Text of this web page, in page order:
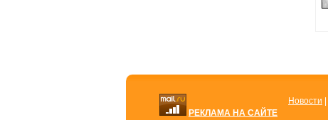
РЕКЛАМА НА САЙТЕ
Новости